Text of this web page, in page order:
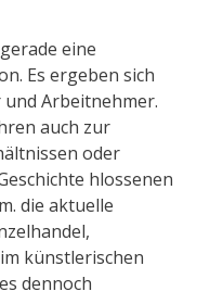
eine
Es ergeben sich
Arbeitnehmer.
auch zur
oder
hlossenen
die aktuelle
künstlerischen
dennoch